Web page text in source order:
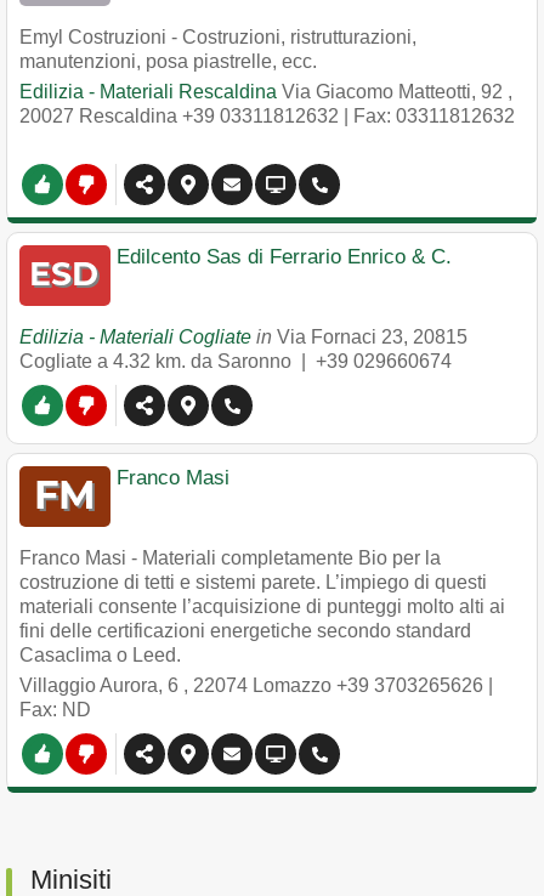
Emyl Costruzioni - Costruzioni, ristrutturazioni,
manutenzioni, posa piastrelle, ecc.
Edilizia - Materiali Rescaldina Via Giacomo Matteotti, 92 ,
20027 Rescaldina +39 03311812632 | Fax: 03311812632
Edilcento Sas di Ferrario Enrico & C.
Edilizia - Materiali Cogliate in Via Fornaci 23, 20815
Cogliate a 4.32 km. da Saronno | +39 029660674
Franco Masi
Franco Masi - Materiali completamente Bio per la
costruzione di tetti e sistemi parete. L’impiego di questi
materiali consente l’acquisizione di punteggi molto alti ai
fini delle certificazioni energetiche secondo standard
Casaclima o Leed.
Villaggio Aurora, 6 , 22074 Lomazzo +39 3703265626
Fax: ND
Minisiti